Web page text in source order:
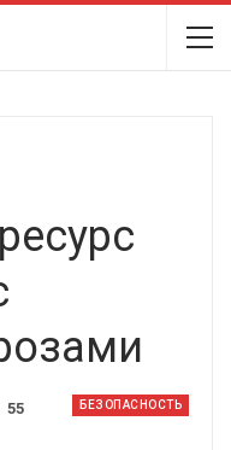
БЕЗОПАСНОСТЬ
55